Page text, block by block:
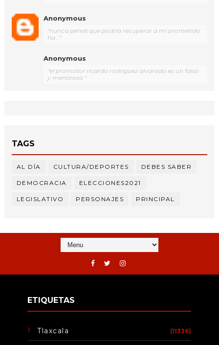
Anonymous
"nunca pensé que podría recuperar a mi prometido
ha..."
Anonymous
"el promotor ricardo rodríguez alvarado es un falso
y mentiroso "
TAGS
AL DÍA CULTURA/DEPORTES DEBES SABER
DEMOCRACIA ELECCIONES2021
LEGISLATIVO PERSONAJES PRINCIPAL
ETIQUETAS
Tlaxcala (11336)